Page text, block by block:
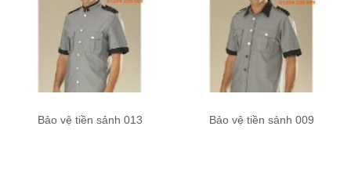
Bảo vệ tiền sảnh 013 Bảo vệ tiền sảnh 009